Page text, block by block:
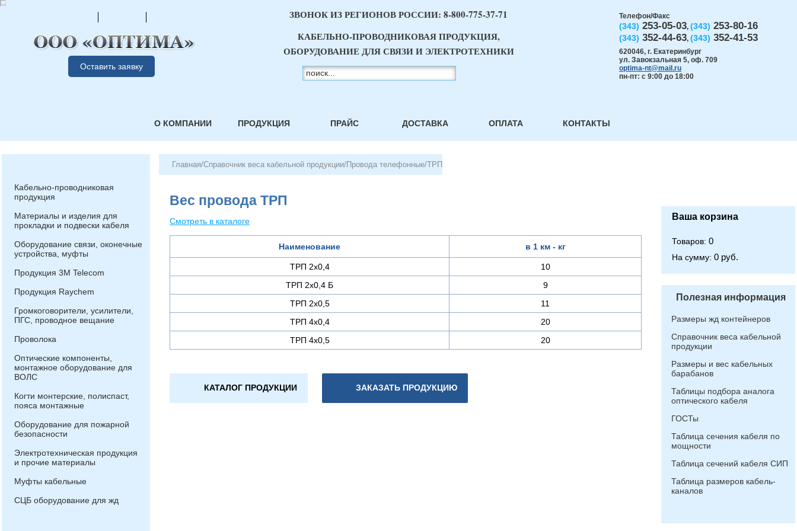
Оставить заявку
Телефон/Факс
(343) 253-05-03, (343) 253-80-16
(343) 352-44-63, (343) 352-41-53
620046, г. Екатеринбург
ул. Завокзальная 5, оф. 709
optima-nt@mail.ru
пн-пт: с 9:00 до 18:00
ЗВОНОК ИЗ РЕГИОНОВ РОССИИ: 8-800-775-37-71
КАБЕЛЬНО-ПРОВОДНИКОВАЯ ПРОДУКЦИЯ,
ОБОРУДОВАНИЕ ДЛЯ СВЯЗИ И ЭЛЕКТРОТЕХНИКИ
О КОМПАНИИ ПРОДУКЦИЯ ПРАЙС ДОСТАВКА ОПЛАТА КОНТАКТЫ
Кабельно-проводниковая
продукция
Материалы и изделия для
прокладки и подвески кабеля
Оборудование связи, оконечные
устройства, муфты
Продукция 3М Telecom
Продукция Raychem
Громкоговорители, усилители,
ПГС, проводное вещание
Проволока
Оптические компоненты,
монтажное оборудование для
ВОЛС
Когти монтерские, полиспаст,
пояса монтажные
Оборудование для пожарной
безопасности
Электротехническая продукция
и прочие материалы
Муфты кабельные
СЦБ оборудование для жд
Главная/Справочник веса кабельной продукции/Провода телефонные/ТРП
Вес провода ТРП
Смотреть в каталоге
Наименование в 1 км - кг
ТРП 2х0,4
10
ТРП 2х0,4 Б
9
ТРП 2х0,5
11
ТРП 4х0,4
20
ТРП 4х0,5
20
КАТАЛОГ ПРОДУКЦИИ ЗАКАЗАТЬ ПРОДУКЦИЮ
Ваша корзина
Товаров: 0
На сумму: 0 руб.
Полезная информация
Размеры жд контейнеров
Справочник веса кабельной
продукции
Размеры и вес кабельных
барабанов
Таблицы подбора аналога
оптического кабеля
ГОСТы
Таблица сечения кабеля по
мощности
Таблица сечений кабеля СИП
Таблица размеров кабель-
каналов